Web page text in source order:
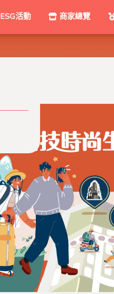
ESG活動 商家總覽